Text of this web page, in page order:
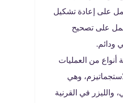
على إعادة تشكيل
على تصحيح
ودائم.
أنواع من العمليات
وهي
والليزر في القرنية